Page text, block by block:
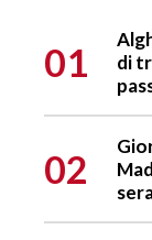
01
di
02